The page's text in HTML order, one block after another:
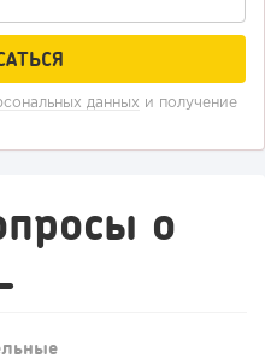
как это влияет на
данных и получение
о